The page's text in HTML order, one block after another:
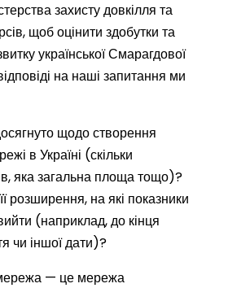
захисту довкілля та
щоб оцінити здобутки та
української Смарагдової
на наші запитання ми
щодо створення
в Україні (скільки
яка загальна площа тощо)?
розширення, на які показники
(наприклад, до кінця
чи іншої дати)?
— це мережа